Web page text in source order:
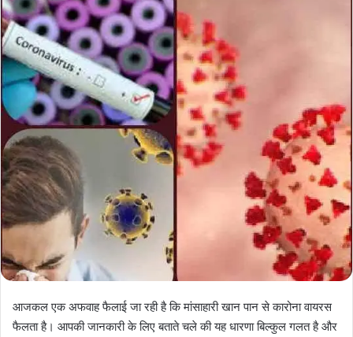
आजकल एक अफवाह फैलाई जा रही है कि मांसाहारी खान पान से कारोना वायरस
फैलता है। आपकी जानकारी के लिए बताते चले की यह धारणा बिल्कुल गलत है और